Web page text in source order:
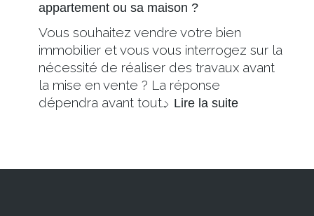
appartement ou sa maison ?
Vous souhaitez vendre votre bien
immobilier et vous vous interrogez sur la
nécessité de réaliser des travaux avant
la mise en vente ? La réponse
dépendra avant tout… Lire la suite